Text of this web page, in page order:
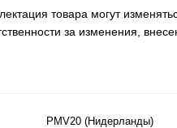
товара могут
за изменения,
PMV20 (Нидерланды)